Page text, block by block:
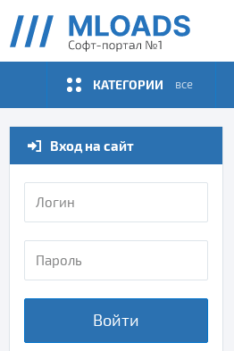
КАТЕГОРИИ все
Вход на сайт
Войти